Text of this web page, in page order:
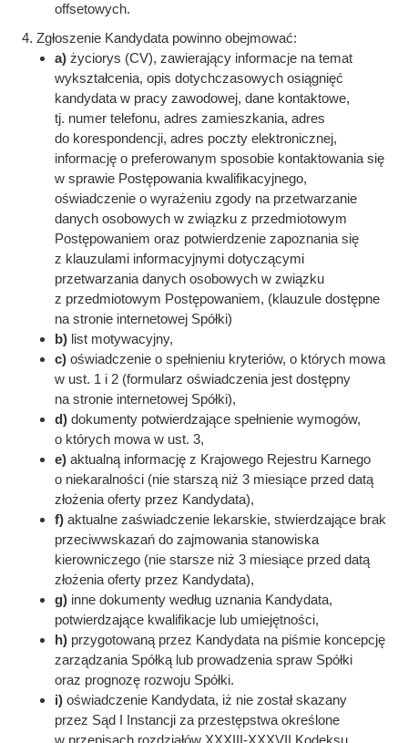
offsetowych.
Zgłoszenie Kandydata powinno obejmować:
a) życiorys (CV), zawierający informacje na temat
wykształcenia, opis dotychczasowych osiągnięć
kandydata w pracy zawodowej, dane kontaktowe,
tj. numer telefonu, adres zamieszkania, adres
do korespondencji, adres poczty elektronicznej,
informację o preferowanym sposobie kontaktowania się
w sprawie Postępowania kwalifikacyjnego,
oświadczenie o wyrażeniu zgody na przetwarzanie
danych osobowych w związku z przedmiotowym
Postępowaniem oraz potwierdzenie zapoznania się
z klauzulami informacyjnymi dotyczącymi
przetwarzania danych osobowych w związku
z przedmiotowym Postępowaniem, (klauzule dostępne
na stronie internetowej Spółki)
b) list motywacyjny,
c) oświadczenie o spełnieniu kryteriów, o których mowa
w ust. 1 i 2 (formularz oświadczenia jest dostępny
na stronie internetowej Spółki),
d) dokumenty potwierdzające spełnienie wymogów,
o których mowa w ust. 3,
e) aktualną informację z Krajowego Rejestru Karnego
o niekaralności (nie starszą niż 3 miesiące przed datą
złożenia oferty przez Kandydata),
f) aktualne zaświadczenie lekarskie, stwierdzające brak
przeciwwskazań do zajmowania stanowiska
kierowniczego (nie starsze niż 3 miesiące przed datą
złożenia oferty przez Kandydata),
g) inne dokumenty według uznania Kandydata,
potwierdzające kwalifikacje lub umiejętności,
h) przygotowaną przez Kandydata na piśmie koncepcję
zarządzania Spółką lub prowadzenia spraw Spółki
oraz prognozę rozwoju Spółki.
i) oświadczenie Kandydata, iż nie został skazany
przez Sąd I Instancji za przestępstwa określone
w przepisach rozdziałów XXXIII-XXXVII Kodeksu